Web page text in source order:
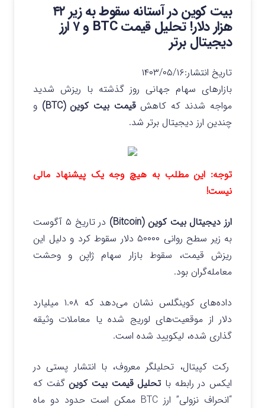
بیت کوین در آستانه سقوط به زیر ۴۲
هزار دلار! تحلیل قیمت BTC و ۷ ارز
دیجیتال برتر
تاریخ انتشار:۱۴۰۳/۰۵/۱۶
بازارهای سهام جهانی روز گذشته با ریزش شدید
مواجه شدند که کاهشقیمت بیت کوین (BTC)
و
چندین ارز دیجیتال برتر شد.
توجه: این مطلب به هیچ وجه یک پیشنهاد مالی
نیست!
ارز دیجیتال بیت کوین (Bitcoin)
در تاریخ ۵ آگوست
به زیر سطح روانی ۵۰۰۰۰ دلار سقوط کرد و دلیل این
ریزش قیمت، سقوط بازار سهام ژاپن و وحشت
معامله‌گران بود.
داده‌های کوینگلس نشان می‌دهد که ۱.۰۸ میلیارد
دلار از موقعیت‌های لوریج شده یا معاملات وثیقه‌
گذاری شده، لیکویید شده است.
رکت کپیتال، تحلیلگر معروف، با انتشار پستی در
ایکس در رابطه با تحلیل قیمت بیت کوینگفت که
“انحراف نزولی” ارز BTC ممکن است حدود دو ماه